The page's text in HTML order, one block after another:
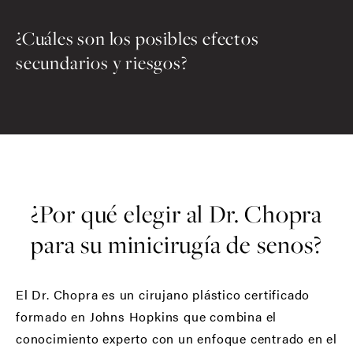
¿Cuáles son los posibles efectos
secundarios y riesgos?
¿Por qué elegir al Dr. Chopra
para su minicirugía de senos?
El Dr. Chopra es un cirujano plástico certificado
formado en Johns Hopkins que combina el
conocimiento experto con un enfoque centrado en el